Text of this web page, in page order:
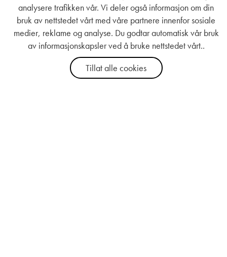
analysere trafikken vår. Vi deler også informasjon om din
bruk av nettstedet vårt med våre partnere innenfor sosiale
medier, reklame og analyse. Du godtar automatisk vår bruk
av informasjonskapsler ved å bruke nettstedet vårt..
Tillat alle cookies